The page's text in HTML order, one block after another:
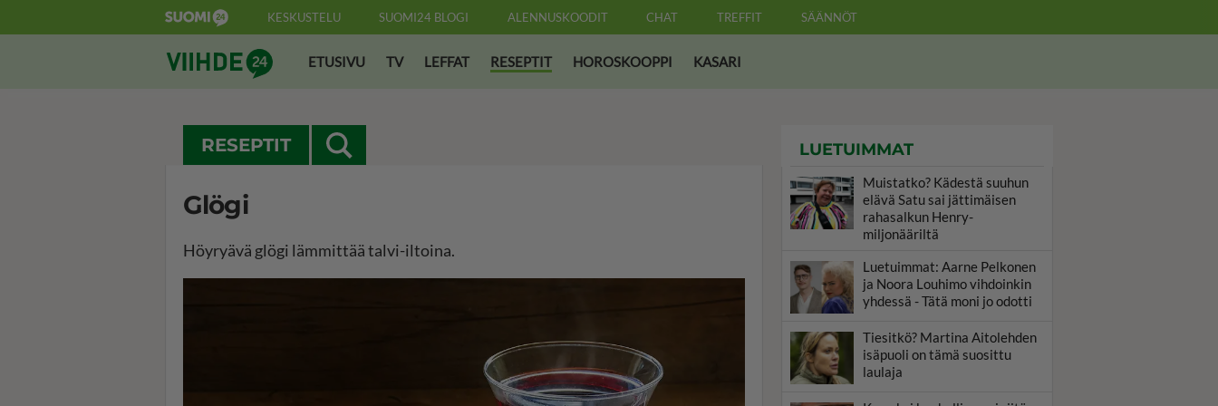
KESKUSTELU SUOMI24 BLOGI ALENNUSKOODIT CHAT TREFFIT SÄÄNNÖT
Suomi24 ViihdeETUSIVU TV LEFFAT RESEPTIT HOROSKOOPPI KASARI
RESEPTIT
Glögi
Höyryävä glögi lämmittää talvi-iltoina.
LUETUIMMAT
Muistatko? Kädestä suuhun
elävä Satu sai jättimäisen
rahasalkun Henry-
miljonääriltä
Luetuimmat: Aarne Pelkonen
ja Noora Louhimo vihdoinkin
yhdessä - Tätä moni jo odotti
Tiesitkö? Martina Aitolehden
isäpuoli on tämä suosittu
laulaja